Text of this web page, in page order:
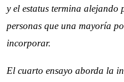
y el estatus termina alejando
personas que una mayoría
incorporar.
El cuarto ensayo aborda la